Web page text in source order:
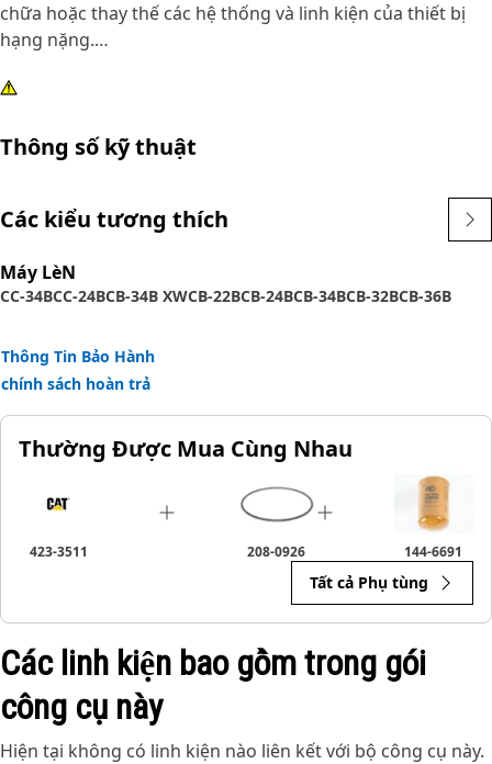
chữa hoặc thay thế các hệ thống và linh kiện của thiết bị
hạng nặng.
Thuộc tính:
Được sử dụng để bảo dưỡng các thành phần của nhóm
bơm bánh răng cơ bản. Tham khảo sách hướng dẫn dành
biết thêm thông tin.
Thông số kỹ thuật
Các kiểu tương thích
Máy LèN
CC-34BCC-24BCB-34B XWCB-22BCB-24BCB-34BCB-32BCB-36B
Thông Tin Bảo Hành
chính sách hoàn trả
Thường Được Mua Cùng Nhau
423-3511 208-0926 144-6691
Tất cả Phụ tùng
Các linh kiện bao gồm trong gói
công cụ này
Hiện tại không có linh kiện nào liên kết với bộ công cụ này.